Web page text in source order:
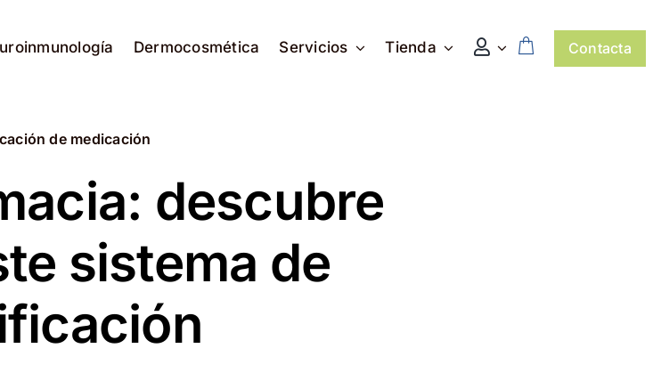
Dermocosmética Servicios Tienda Contacta
de medicación
descubre
sistema de